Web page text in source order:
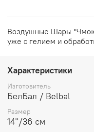
Воздушные Шары
уже с гелием и
Характеристики
Изготовитель
БелБал / Belbal
Размер
14"/36 см